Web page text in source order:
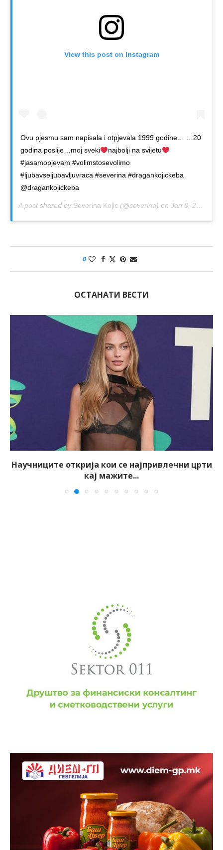
View this post on Instagram
Ovu pjesmu sam napisala i otpjevala 1999 godine… …20
godina poslije…moj sveki
najbolji na svijetu
#jasamopjevam #volimstosevolimo
#ljubavseljubavljuvraca #severina #dragankojickeba
@dragankojickeba
A post shared by Severina Kojic (@severina) on Jan 8, 2019 at 8:10am PST
0
ОСТАНАТИ ВЕСТИ
Научниците открија кои се најпривлечни црти
кај мажите...